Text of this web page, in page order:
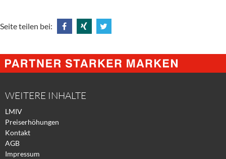
Seite teilen bei:
@
Facebook
@
Xing
@
Twitter
WEITERE INHALTE
LMIV
Preiserhöhungen
Kontakt
AGB
Impressum